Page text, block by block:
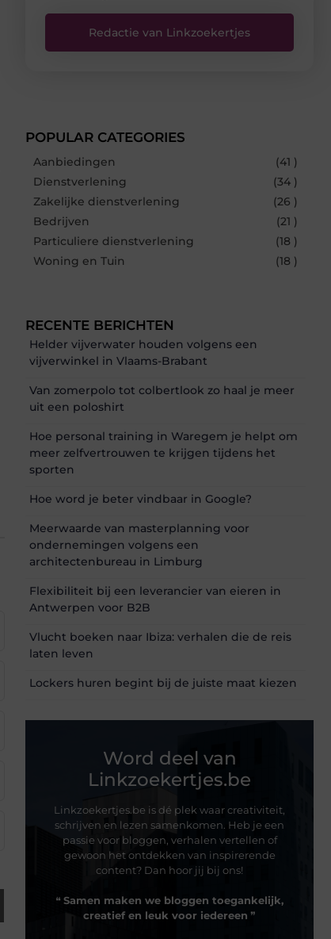
Redactie van Linkzoekertjes
POPULAR CATEGORIES
Aanbiedingen
(41 )
Dienstverlening
(34 )
Zakelijke dienstverlening
(26 )
Bedrijven
(21 )
Particuliere dienstverlening
(18 )
Woning en Tuin
(18 )
RECENTE BERICHTEN
Helder vijverwater houden volgens een
vijverwinkel in Vlaams-Brabant
Van zomerpolo tot colbertlook zo haal je meer
uit een poloshirt
Hoe personal training in Waregem je helpt om
meer zelfvertrouwen te krijgen tijdens het
sporten
Hoe word je beter vindbaar in Google?
Meerwaarde van masterplanning voor
ondernemingen volgens een
architectenbureau in Limburg
Flexibiliteit bij een leverancier van eieren in
Antwerpen voor B2B
Vlucht boeken naar Ibiza: verhalen die de reis
laten leven
Lockers huren begint bij de juiste maat kiezen
Word deel van
Linkzoekertjes.be
Linkzoekertjes.be is dé plek waar creativiteit,
schrijven en lezen samenkomen. Heb je een
passie voor bloggen, verhalen vertellen of
gewoon het ontdekken van inspirerende
content? Dan hoor jij bij ons!
❝ Samen maken we bloggen toegankelijk,
creatief en leuk voor iedereen ❞